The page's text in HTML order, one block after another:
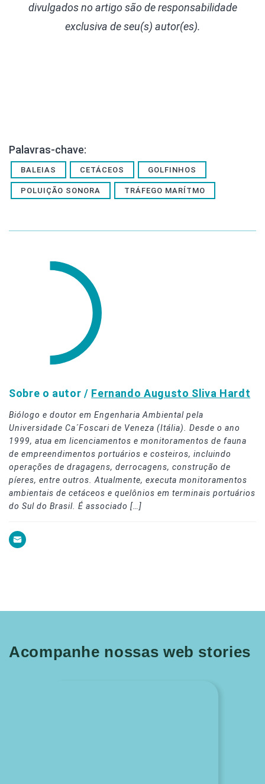
divulgados no artigo são de responsabilidade
exclusiva de seu(s) autor(es).
Palavras-chave:
BALEIAS CETÁCEOS GOLFINHOS
POLUIÇÃO SONORA TRÁFEGO MARÍTMO
Sobre o autor / Fernando Augusto Sliva Hardt
Biólogo e doutor em Engenharia Ambiental pela
Universidade Ca´Foscari de Veneza (Itália). Desde o ano
1999, atua em licenciamentos e monitoramentos de fauna
de empreendimentos portuários e costeiros, incluindo
operações de dragagens, derrocagens, construção de
píeres, entre outros. Atualmente, executa monitoramentos
ambientais de cetáceos e quelônios em terminais portuários
do Sul do Brasil. É associado […]
Acompanhe nossas web stories